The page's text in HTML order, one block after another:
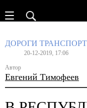
ДОРОГИ ТРАНСПОРТ
20-12-2019, 17:06
Автор
Евгений Тимофеев